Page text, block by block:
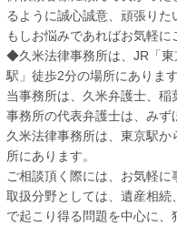
るように誠心誠意、頑張りた
もしお悩みであればお気軽に
◆久米法律事務所は、JR「東
駅」徒歩2分の場所にあります
当事務所は、久米弁護士、稲
事務所の代表弁護士は、みず
久米法律事務所は、東京駅
所にあります。
ご相談頂く際には、お気軽に
取扱分野としては、遺産相
で起こり得る問題を中心に